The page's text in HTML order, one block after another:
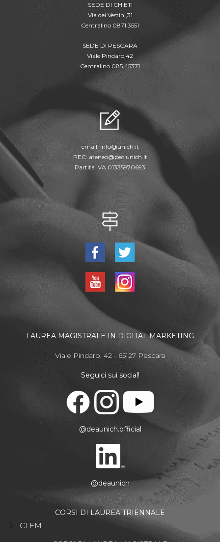
SEDE DI CHIETI
Via dei Vestini,31
Centralino 0871.3551
SEDE DI PESCARA
Viale Pindaro,42
Centralino 085.45371
email: info@unich.it
PEC: ateneo@pec.unich.it
Partita IVA 01335970693
LAUREA MAGISTRALE IN DIGITAL MARKETING
Viale Pindaro, 42 - 65127 Pescara
Seguici sui social!
@deaunich.official
@deaunich
CORSI DI LAUREA TRIENNALE
CLEM